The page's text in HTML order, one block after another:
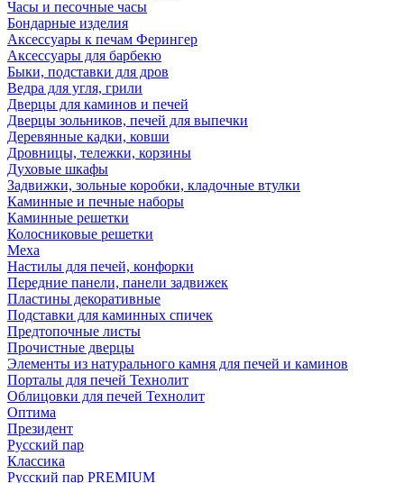
Часы и песочные часы
Бондарные изделия
Аксессуары к печам Ферингер
Аксессуары для барбекю
Быки, подставки для дров
Ведра для угля, грили
Дверцы для каминов и печей
Дверцы зольников, печей для выпечки
Деревянные кадки, ковши
Дровницы, тележки, корзины
Духовые шкафы
Задвижки, зольные коробки, кладочные втулки
Каминные и печные наборы
Каминные решетки
Колосниковые решетки
Меха
Настилы для печей, конфорки
Передние панели, панели задвижек
Пластины декоративные
Подставки для каминных спичек
Предтопочные листы
Прочистные дверцы
Элементы из натурального камня для печей и каминов
Порталы для печей Технолит
Облицовки для печей Технолит
Оптима
Президент
Русский пар
Классика
Русский пар PREMIUM